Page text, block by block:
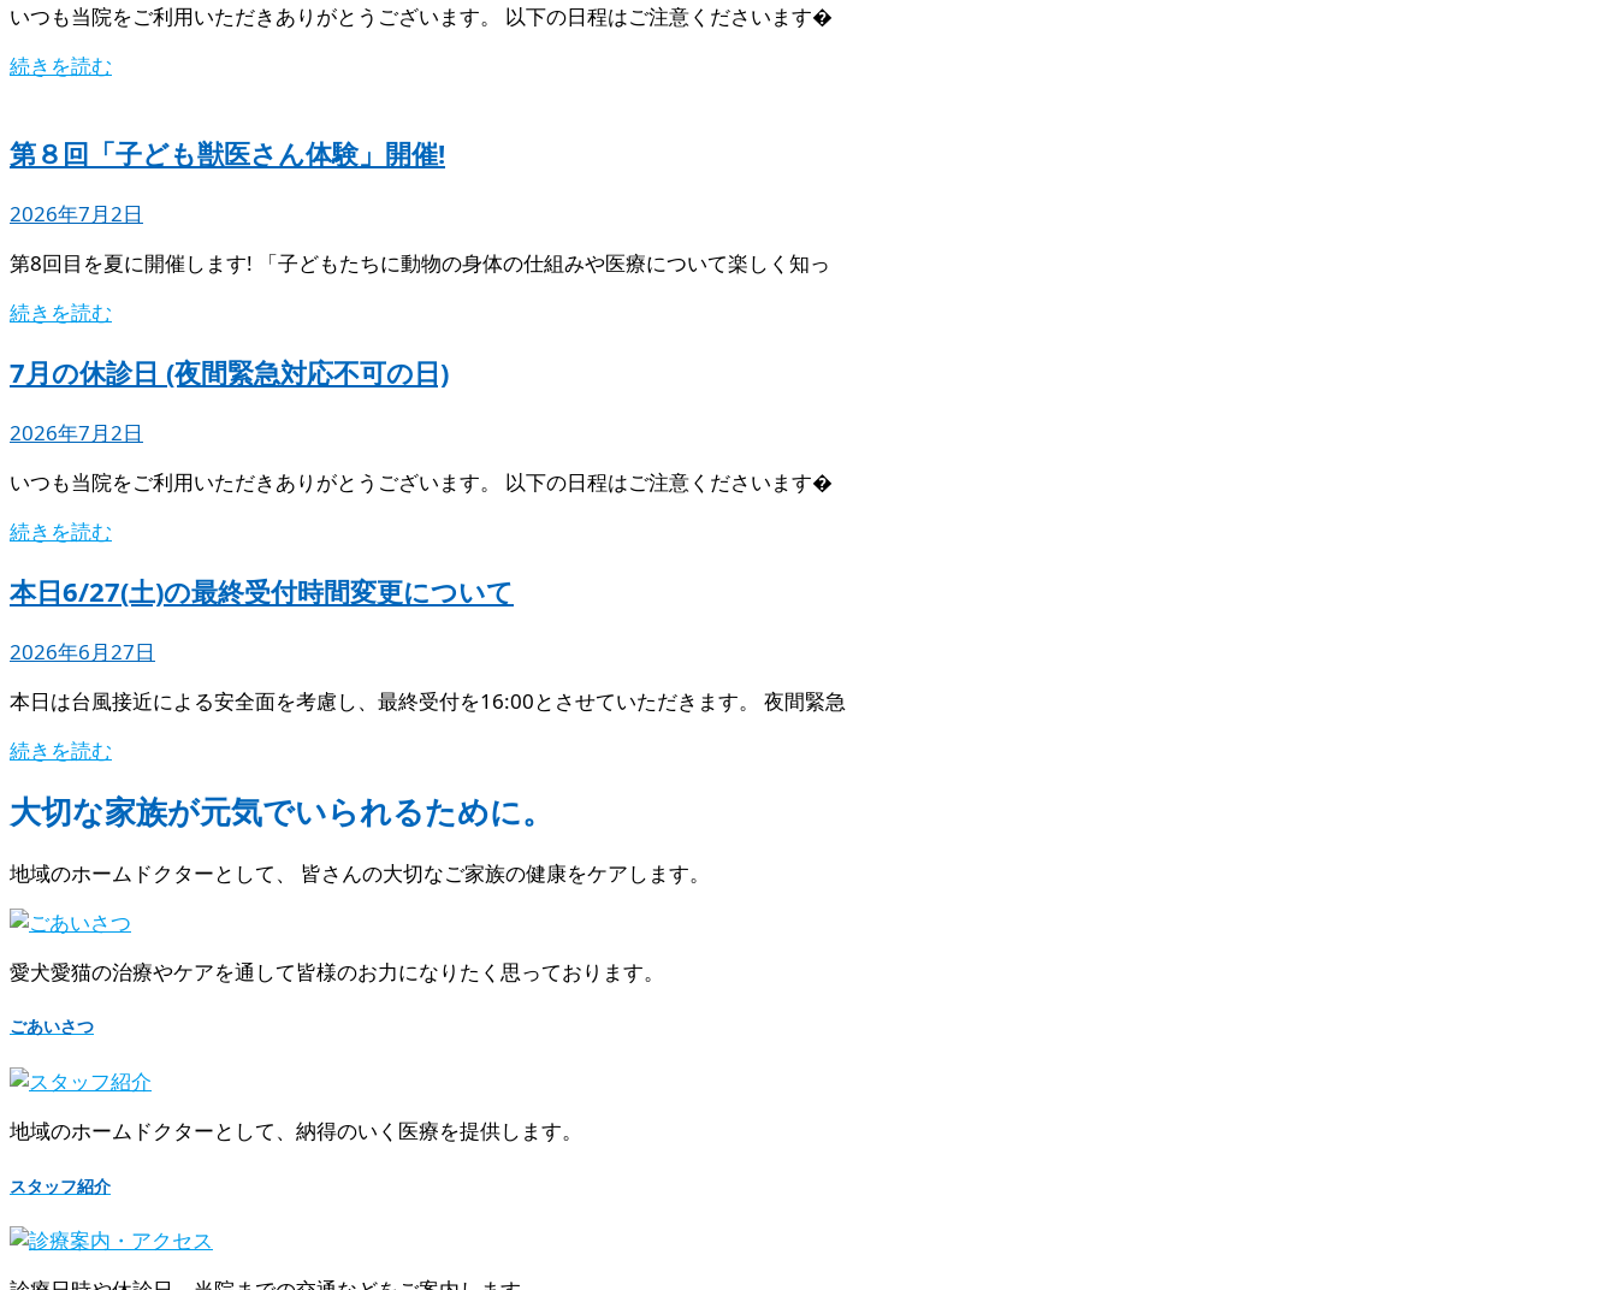
いつも当院をご利用いただきありがとうございます。 以下の日程はご注意くださいます�
続きを読む
第８回「子ども獣医さん体験」開催!
2026年7月2日
第8回目を夏に開催します! 「子どもたちに動物の身体の仕組みや医療について楽しく知っ
続きを読む
7月の休診日 (夜間緊急対応不可の日)
2026年7月2日
いつも当院をご利用いただきありがとうございます。 以下の日程はご注意くださいます�
続きを読む
本日6/27(土)の最終受付時間変更について
2026年6月27日
本日は台風接近による安全面を考慮し、最終受付を16:00とさせていただきます。 夜間緊急
続きを読む
大切な家族が元気でいられるために。
地域のホームドクターとして、 皆さんの大切なご家族の健康をケアします。
愛犬愛猫の治療やケアを通して皆様のお力になりたく思っております。
ごあいさつ
地域のホームドクターとして、納得のいく医療を提供します。
スタッフ紹介